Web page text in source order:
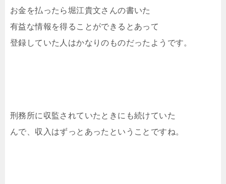
お金を払ったら堀江貴文さんの書いた
有益な情報を得ることができるとあって
登録していた人はかなりのものだったようです。
刑務所に収監されていたときにも続けていた
んで、収入はずっとあったということですね。